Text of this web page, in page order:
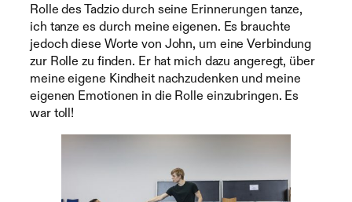
Rolle des Tadzio durch seine Erinnerungen tanze,
ich tanze es durch meine eigenen. Es brauchte
jedoch diese Worte von John, um eine Verbindung
zur Rolle zu finden. Er hat mich dazu angeregt, über
meine eigene Kindheit nachzudenken und meine
eigenen Emotionen in die Rolle einzubringen. Es
war toll!